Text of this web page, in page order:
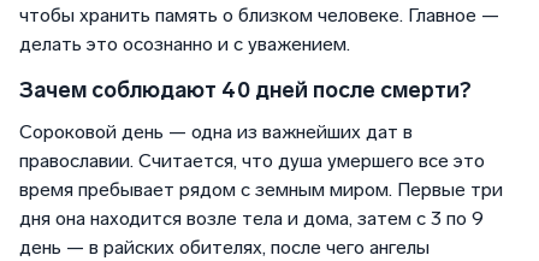
чтобы хранить память о близком человеке. Главное —
делать это осознанно и с уважением.
Зачем соблюдают 40 дней после смерти?
Сороковой день — одна из важнейших дат в
православии. Считается, что душа умершего все это
время пребывает рядом с земным миром. Первые три
дня она находится возле тела и дома, затем с 3 по 9
день — в райских обителях, после чего ангелы